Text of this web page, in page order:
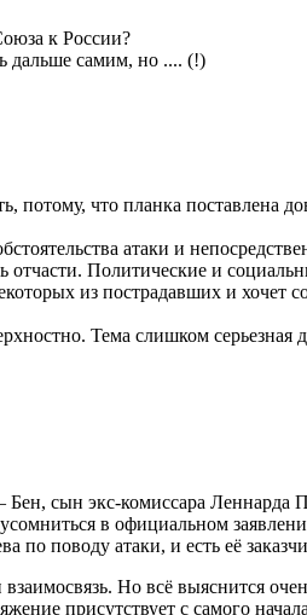
к России?
дальше самим, но .... (!)
потому, что планка поставлена
атаки и
Политические и
из пострадавших и хочет
Тема слишком серьезная
сын экс-комиссара Леннарда
в официальном
по поводу атаки, и есть её
Но всё выяснится
присутствует с самого